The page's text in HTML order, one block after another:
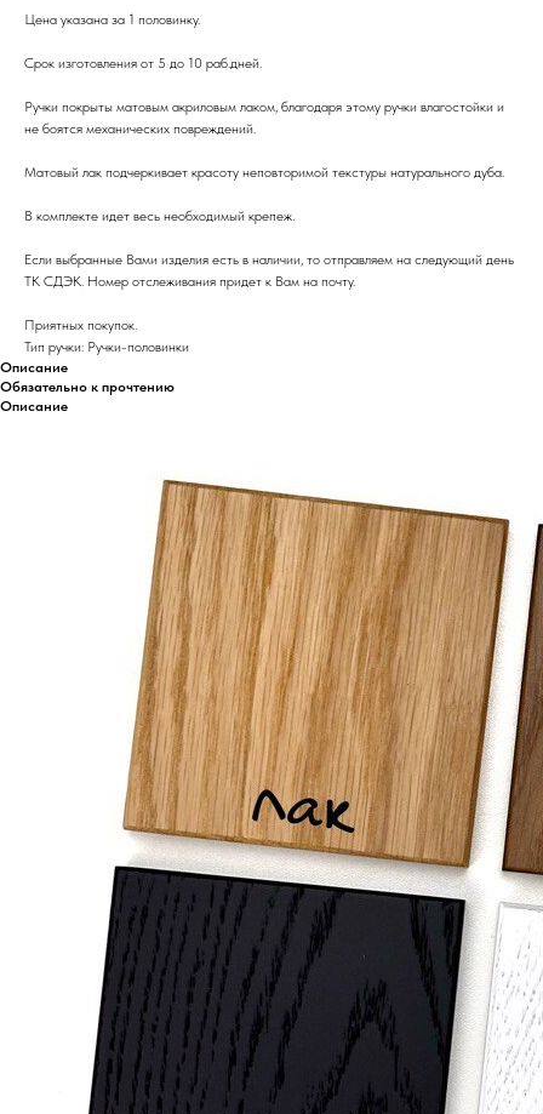
Цена указана за 1 половинку.
Срок изготовления от 5 до 10 раб.дней.
Ручки покрыты матовым акриловым лаком, благодаря этому ручки влагостойки и
не боятся механических повреждений.
Матовый лак подчеркивает красоту неповторимой текстуры натурального дуба.
В комплекте идет весь необходимый крепеж.
Если выбранные Вами изделия есть в наличии, то отправляем на следующий день
ТК СДЭК. Номер отслеживания придет к Вам на почту.
Приятных покупок.
Тип ручки: Ручки-половинки
Описание
Обязательно к прочтению
Описание